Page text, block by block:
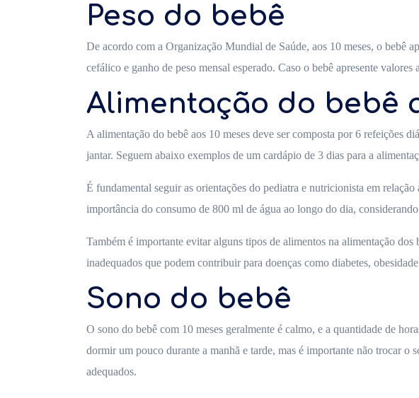
Peso do bebê
De acordo com a Organização Mundial de Saúde, aos 10 meses, o bebê
cefálico e ganho de peso mensal esperado. Caso o bebê apresente
Alimentação do bebê
A alimentação do bebê aos 10 meses deve ser composta por 6 refeições
jantar. Seguem abaixo exemplos de um cardápio de 3 dias para a
É fundamental seguir as orientações do pediatra e nutricionista em
importância do consumo de 800 ml de água ao longo do dia,
Também é importante evitar alguns tipos de alimentos na alimentação
inadequados que podem contribuir para doenças como diabetes,
Sono do bebê
O sono do bebê com 10 meses geralmente é calmo, e a quantidade de
dormir um pouco durante a manhã e tarde, mas é importante não trocar
adequados.